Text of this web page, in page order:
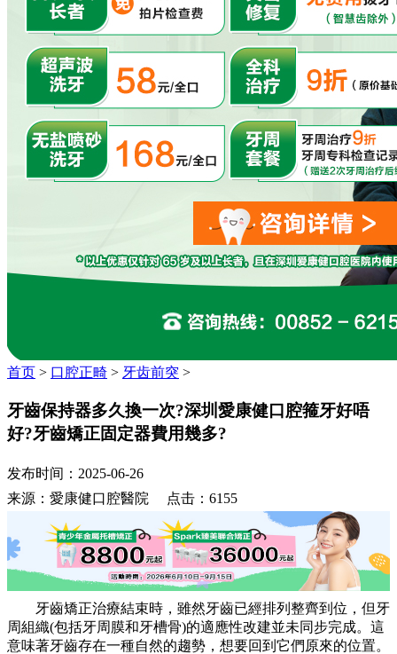
首页 > 口腔正畸 > 牙齿前突 >
牙齒保持器多久換一次?深圳愛康健口腔箍牙好唔
好?牙齒矯正固定器費用幾多?
发布时间：2025-06-26
来源：愛康健口腔醫院 点击：6155
牙齒矯正治療結束時，雖然牙齒已經排列整齊到位，但牙
周組織(包括牙周膜和牙槽骨)的適應性改建並未同步完成。這
意味著牙齒存在一種自然的趨勢，想要回到它們原來的位置。